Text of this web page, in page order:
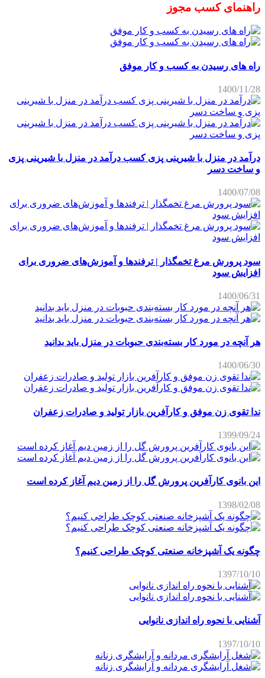
راهنمای کسب مجوز
راه های رسیدن به کسب و کار موفق
1400/11/28
درآمد در منزل با شیرینی پزی کسب درآمد در منزل با شیرینی پزی
و ساخت دسر
1400/07/08
سود پرورش مرغ تخمگذار | ترفندها و آموزش‌های ضروری برای
افزایش سود
1400/06/31
هر آنچه در مورد کار بسته‌بندی حبوبات در منزل باید بدانید
1400/06/30
ندا تقوی زن موفق و کارآفرین بازار تولید و صادرات زعفران
1399/09/24
این بانوی کارآفرین پرورش گل را از زمین دیم آغاز کرده است
1398/02/08
چگونه یک آشپزخانه صنعتی کوچک طراحی کنیم؟
1397/10/10
آشنایی با نحوه راه اندازی نانوایی
1397/10/10